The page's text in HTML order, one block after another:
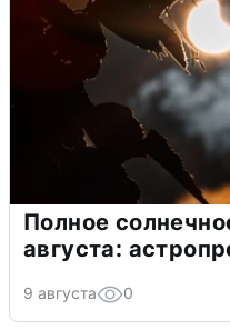
Полное
августа:
9 августа 0